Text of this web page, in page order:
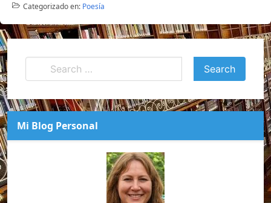
Categorizado en: Poesía
Mi Blog Personal